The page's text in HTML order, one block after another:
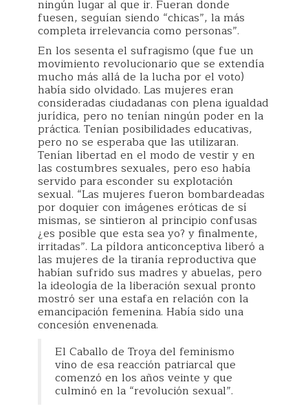
ningún lugar al que ir. Fueran donde
fuesen, seguían siendo “chicas”, la más
completa irrelevancia como personas”.
En los sesenta el sufragismo (que fue un
movimiento revolucionario que se extendía
mucho más allá de la lucha por el voto)
había sido olvidado. Las mujeres eran
consideradas ciudadanas con plena igualdad
jurídica, pero no tenían ningún poder en la
práctica. Tenían posibilidades educativas,
pero no se esperaba que las utilizaran.
Tenían libertad en el modo de vestir y en
las costumbres sexuales, pero eso había
servido para esconder su explotación
sexual. “Las mujeres fueron bombardeadas
por doquier con imágenes eróticas de sí
mismas, se sintieron al principio confusas
¿es posible que esta sea yo? y finalmente,
irritadas”. La píldora anticonceptiva liberó a
las mujeres de la tiranía reproductiva que
habían sufrido sus madres y abuelas, pero
la ideología de la liberación sexual pronto
mostró ser una estafa en relación con la
emancipación femenina. Había sido una
concesión envenenada.
El Caballo de Troya del feminismo
vino de esa reacción patriarcal que
comenzó en los años veinte y que
culminó en la “revolución sexual”.